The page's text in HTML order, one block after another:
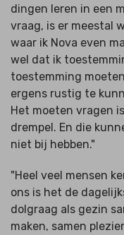
dingen leren in een
vraag, is er meestal
waar ik Nova even
wel dat ik
toestemming
ergens rustig te
Het moeten vragen
drempel. En die
niet bij hebben."
"Heel veel mensen
ons is het de
dolgraag als gezin
maken, samen